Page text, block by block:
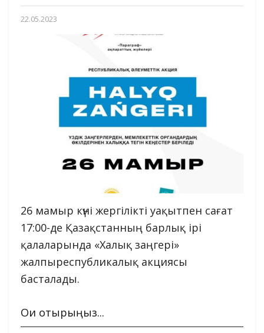
22.05.2023
26 мамыр күні жергілікті уақытпен сағат
17:00-де Қазақстанның барлық ірі
қалаларында «Халық заңгері»
жалпыреспубликалық акциясы
басталады.
Оқи отырыңыз...